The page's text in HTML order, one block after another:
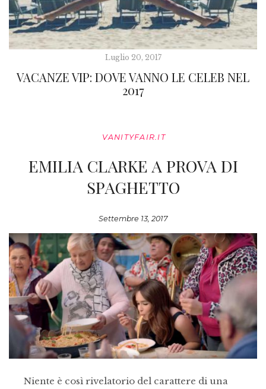
Luglio 20, 2017
VACANZE VIP: DOVE VANNO LE CELEB NEL
2017
VANITYFAIR.IT
EMILIA CLARKE A PROVA DI
SPAGHETTO
Settembre 13, 2017
Niente è così rivelatorio del carattere di una